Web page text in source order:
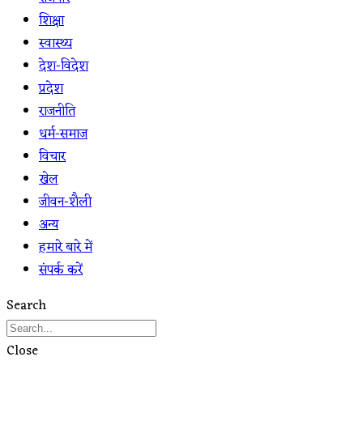
शिक्षा
स्वास्थ्य
देश-विदेश
प्रदेश
राजनीति
धर्म-समाज
विचार
खेल
जीवन-शैली
अन्य
हमारे बारे में
संपर्क करें
Search
Close